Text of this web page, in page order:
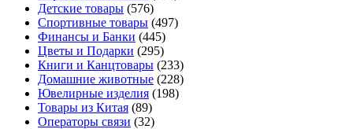
Детские товары (576)
Спортивные товары (497)
Финансы и Банки (445)
Цветы и Подарки (295)
Книги и Канцтовары (233)
Домашние животные (228)
Ювелирные изделия (198)
Товары из Китая (89)
Операторы связи (32)